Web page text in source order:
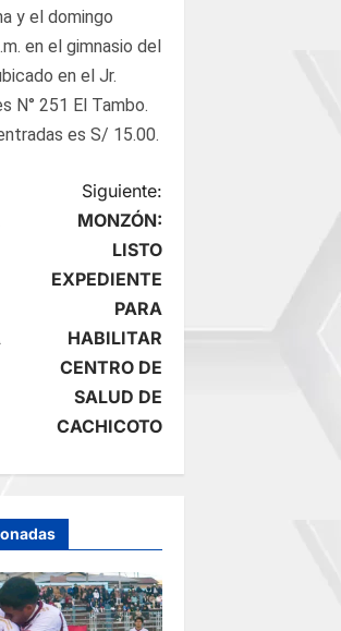
y el domingo
en el gimnasio del
en el Jr.
N° 251 El Tambo.
es S/ 15.00.
Siguiente:
MONZÓN:
LISTO
EXPEDIENTE
PARA
HABILITAR
CENTRO DE
SALUD DE
CACHICOTO